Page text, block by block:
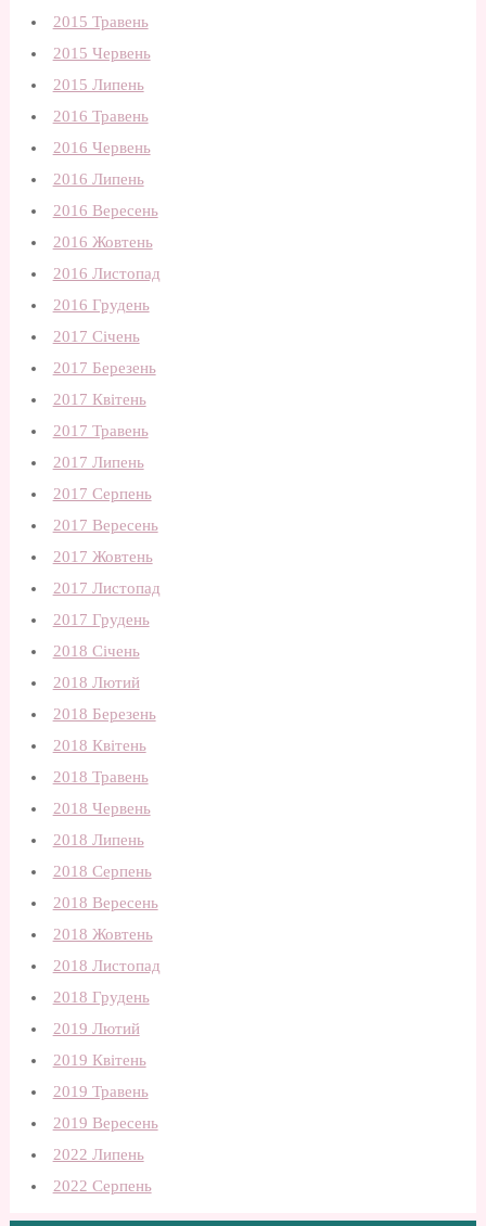
2015 Травень
2015 Червень
2015 Липень
2016 Травень
2016 Червень
2016 Липень
2016 Вересень
2016 Жовтень
2016 Листопад
2016 Грудень
2017 Січень
2017 Березень
2017 Квітень
2017 Травень
2017 Липень
2017 Серпень
2017 Вересень
2017 Жовтень
2017 Листопад
2017 Грудень
2018 Січень
2018 Лютий
2018 Березень
2018 Квітень
2018 Травень
2018 Червень
2018 Липень
2018 Серпень
2018 Вересень
2018 Жовтень
2018 Листопад
2018 Грудень
2019 Лютий
2019 Квітень
2019 Травень
2019 Вересень
2022 Липень
2022 Серпень